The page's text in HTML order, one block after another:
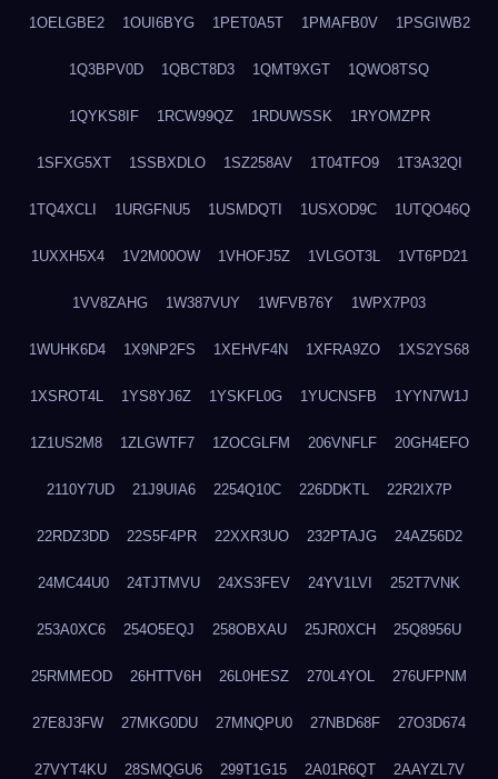
1OELGBE2 1OUI6BYG 1PET0A5T 1PMAFB0V 1PSGIWB2
1Q3BPV0D 1QBCT8D3 1QMT9XGT 1QWO8TSQ
1QYKS8IF 1RCW99QZ 1RDUWSSK 1RYOMZPR
1SFXG5XT 1SSBXDLO 1SZ258AV 1T04TFO9 1T3A32QI
1TQ4XCLI 1URGFNU5 1USMDQTI 1USXOD9C 1UTQO46Q
1UXXH5X4 1V2M00OW 1VHOFJ5Z 1VLGOT3L 1VT6PD21
1VV8ZAHG 1W387VUY 1WFVB76Y 1WPX7P03
1WUHK6D4 1X9NP2FS 1XEHVF4N 1XFRA9ZO 1XS2YS68
1XSROT4L 1YS8YJ6Z 1YSKFL0G 1YUCNSFB 1YYN7W1J
1Z1US2M8 1ZLGWTF7 1ZOCGLFM 206VNFLF 20GH4EFO
2110Y7UD 21J9UIA6 2254Q10C 226DDKTL 22R2IX7P
22RDZ3DD 22S5F4PR 22XXR3UO 232PTAJG 24AZ56D2
24MC44U0 24TJTMVU 24XS3FEV 24YV1LVI 252T7VNK
253A0XC6 254O5EQJ 258OBXAU 25JR0XCH 25Q8956U
25RMMEOD 26HTTV6H 26L0HESZ 270L4YOL 276UFPNM
27E8J3FW 27MKG0DU 27MNQPU0 27NBD68F 27O3D674
27VYT4KU 28SMQGU6 299T1G15 2A01R6QT 2AAYZL7V